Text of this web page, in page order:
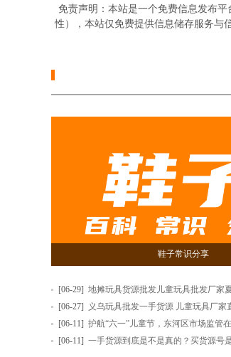
免责声明：本站是一个免费信息发布
性），本站仅免费提供信息储存服务与
鞋子常识分享
[06-29] 地摊玩具货源批发儿童玩具批发厂家
[06-27]
义乌玩具批发一手货源 儿童玩具厂家
[06-11] 护航“六一”儿童节，东河区市场监管
[06-11] 一手货源到底是不是真的？买货源号